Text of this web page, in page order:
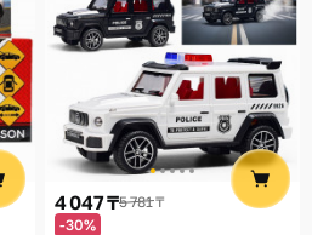
4 047 ₸5 781 ₸
-30%